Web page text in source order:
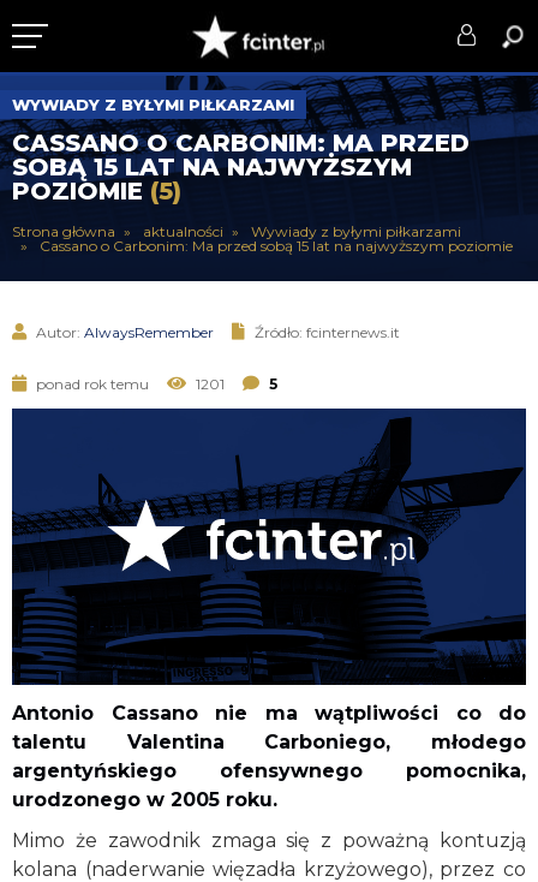
KLUB
DRUŻYNA
SERIE A
PUCHARY
WYWIADY Z BYŁYMI PIŁKARZAMI
CASSANO O CARBONIM: MA PRZED
SOBĄ 15 LAT NA NAJWYŻSZYM
POZIOMIE (5)
Strona główna aktualności
Wywiady z byłymi piłkarzami
Cassano o Carbonim: Ma przed sobą 15 lat na najwyższym poziomie
Autor: AlwaysRemember Źródło: fcinternews.it
ponad rok temu 1201 5
Antonio Cassano nie ma wątpliwości co do
talentu Valentina Carboniego, młodego
argentyńskiego ofensywnego pomocnika,
urodzonego w 2005 roku.
Mimo że zawodnik zmaga się z poważną kontuzją
kolana (naderwanie więzadła krzyżowego), przez co